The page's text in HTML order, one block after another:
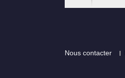
Nous contacter